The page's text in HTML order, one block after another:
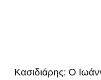
Κασιδιάρης: Ο